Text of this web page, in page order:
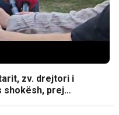
zv. drejtori i
shokësh, prej…